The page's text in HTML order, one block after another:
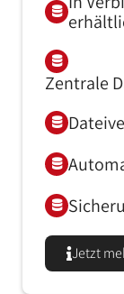
Zentrale
Jetzt